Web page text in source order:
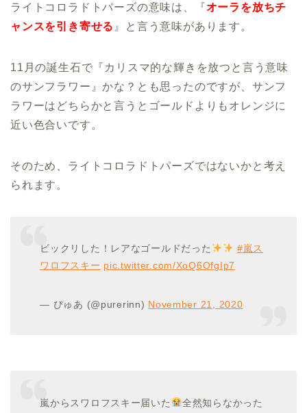
ライトコロラドトパーズの意味は、『オーラを放ちチ
ャンスを引き寄せる 』と言う意味があります。
11月の誕生石で『カリスマ的な輝きを放つと言う意味
のサンフラワー』かな？とも思ったのですが、サンフ
ラワーはどちらかと言うとゴールドよりもオレンジに
近い色合いです。
そのため、ライトコロラドトパーズではないかと考え
られます。
ビックリした！レアなゴールドだった
#嵐ス
ワロフスキー pic.twitter.com/XoQ6OfgIp7
— ぴゅあ (@purerinn) November 21, 2020
嵐からスワロフスキー届いた
全然知らなかった